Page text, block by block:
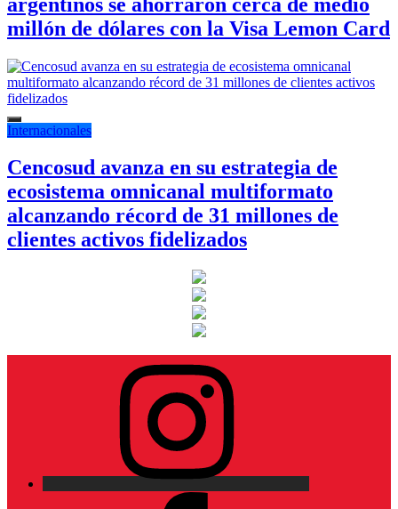
millón de dólares con la Visa Lemon Card
Internacionales
Cencosud avanza en su estrategia de
ecosistema omnicanal multiformato
alcanzando récord de 31 millones de
clientes activos fidelizados